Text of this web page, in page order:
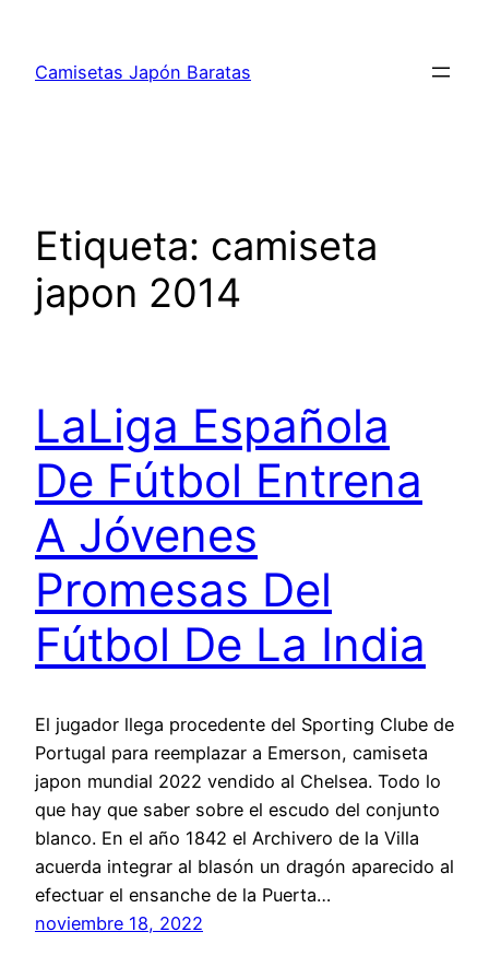
contenido
Camisetas Japón Baratas
Etiqueta: camiseta
japon 2014
LaLiga Española
De Fútbol Entrena
A Jóvenes
Promesas Del
Fútbol De La India
El jugador llega procedente del Sporting Clube de
Portugal para reemplazar a Emerson, camiseta
japon mundial 2022 vendido al Chelsea. Todo lo
que hay que saber sobre el escudo del conjunto
blanco. En el año 1842 el Archivero de la Villa
acuerda integrar al blasón un dragón aparecido al
efectuar el ensanche de la Puerta…
noviembre 18, 2022